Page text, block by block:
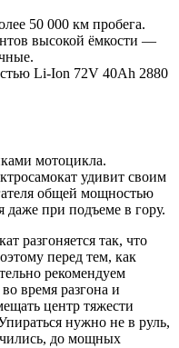
50 000 км пробега.
высокой ёмкости —
Li-Ion 72V 40Ah 2880
мотоцикла.
удивит своим
общей мощностью
даже при подъеме в гору.
разгоняется так, что
перед тем, как
рекомендуем
время разгона и
центр тяжести
нужно не в руль,
до мощных